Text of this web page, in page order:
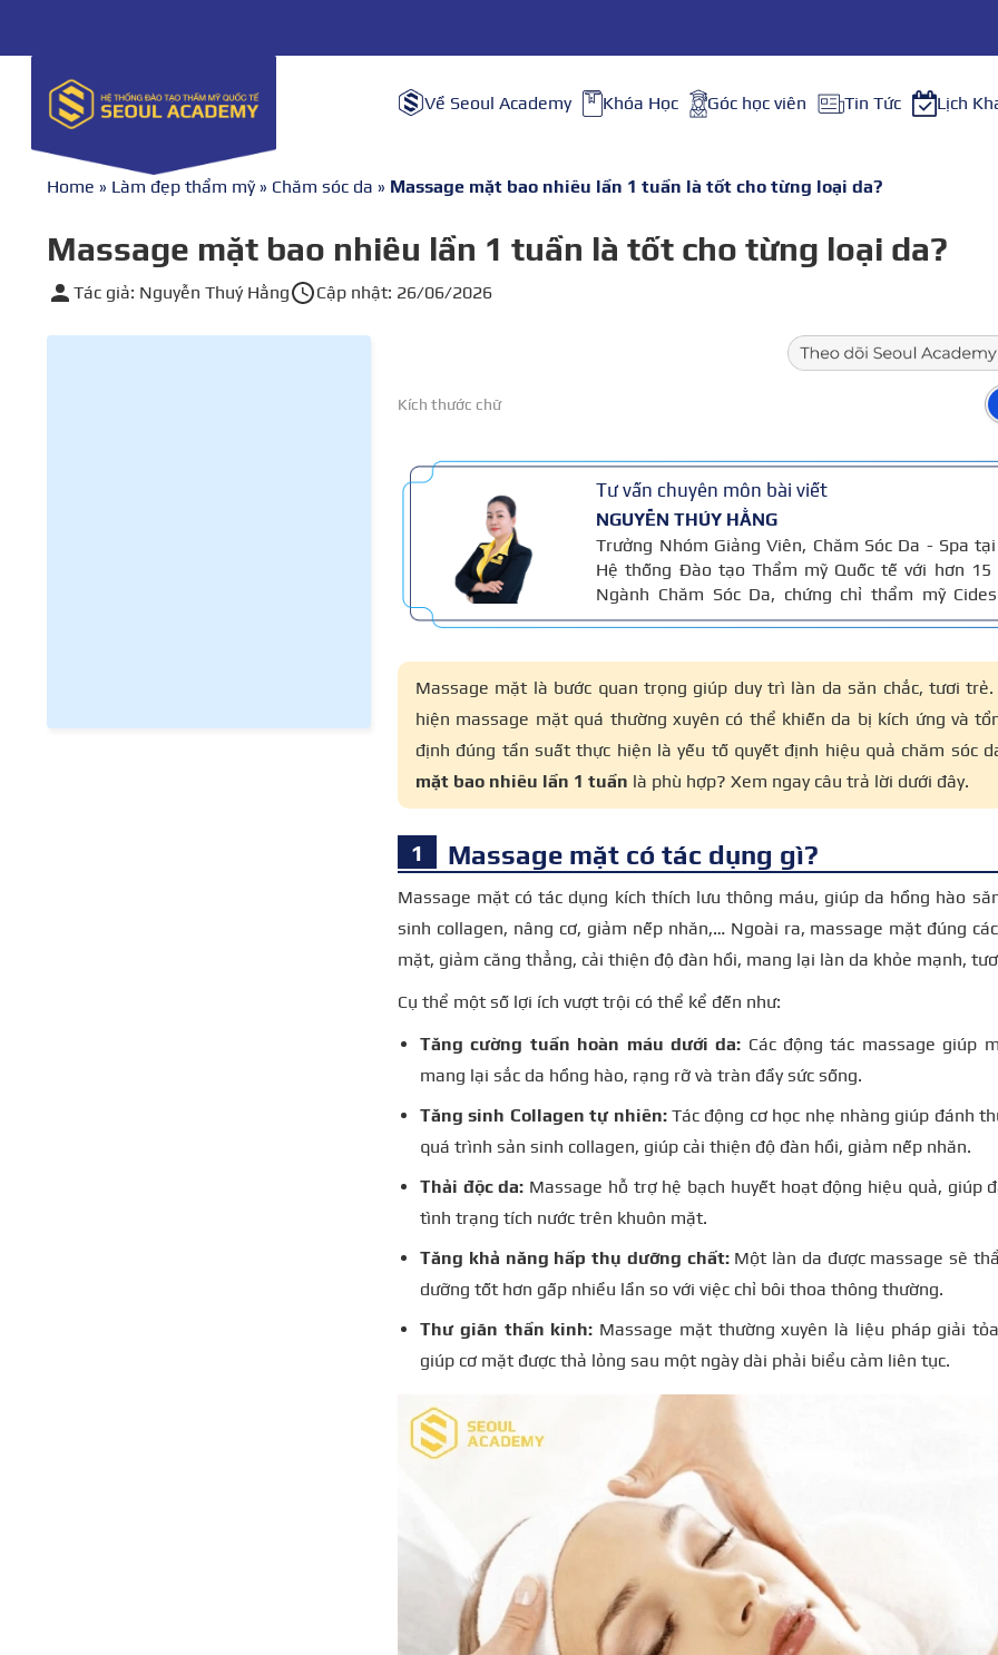
Về Seoul Academy Khóa Học Góc học viên Tin Tức Lịch
Home » Làm đẹp thẩm mỹ» Chăm sóc da » Massage mặt bao nhiêu lần 1 tuần là tốt cho từng loại da?
Massage mặt bao nhiêu lần 1 tuần là tốt cho từng loại da?
Tác giả: Nguyễn Thuý Hằng Cập nhật: 26/06/2026
Kích thước chữ
Tư vấn chuyên môn bài viết
NGUYỄN THÚY HẰNG
Trưởng Nhóm Giảng Viên, Chăm Sóc Da - Spa
Hệ thống Đào tạo Thẩm mỹ Quốc tế với hơn
Ngành Chăm Sóc Da, chứng chỉ thẩm mỹ
chứng chỉ chuyên sâu Body Cibtac Singapore,
Massage mặt là bước quan trọng giúp duy trì làn da săn chắc, tươi trẻ.
hiện massage mặt quá thường xuyên có thể khiến da bị kích ứng và
định đúng tần suất thực hiện là yếu tố quyết định hiệu quả chăm sóc
mặt bao nhiêu lần 1 tuần là phù hợp? Xem ngay câu trả lời dưới đây.
Massage mặt có tác dụng gì?
Massage mặt có tác dụng kích thích lưu thông máu, giúp da hồng hào
sinh collagen, nâng cơ, giảm nếp nhăn,… Ngoài ra, massage mặt đúng
mặt, giảm căng thẳng, cải thiện độ đàn hồi, mang lại làn da khỏe mạnh,
Cụ thể một số lợi ích vượt trội có thể kể đến như:
Tăng cường tuần hoàn máu dưới da: Các động tác massage giúp
mang lại sắc da hồng hào, rạng rỡ và tràn đầy sức sống.
Tăng sinh Collagen tự nhiên: Tác động cơ học nhẹ nhàng giúp đánh
quá trình sản sinh collagen, giúp cải thiện độ đàn hồi, giảm nếp nhăn.
Thải độc da: Massage hỗ trợ hệ bạch huyết hoạt động hiệu quả, giúp
tình trạng tích nước trên khuôn mặt.
Tăng khả năng hấp thụ dưỡng chất:Một làn da được massage sẽ
dưỡng tốt hơn gấp nhiều lần so với việc chỉ bôi thoa thông thường.
Thư giãn thần kinh: Massage mặt thường xuyên là liệu pháp giải
giúp cơ mặt được thả lỏng sau một ngày dài phải biểu cảm liên tục.